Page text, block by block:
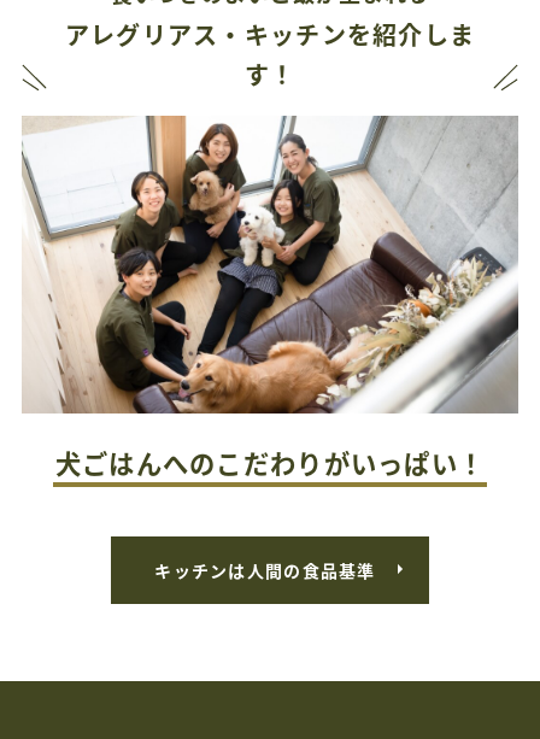
アレグリアス・キッチンを紹介しま
す！
犬ごはんへのこだわりがいっぱい！
キッチンは人間の食品基準